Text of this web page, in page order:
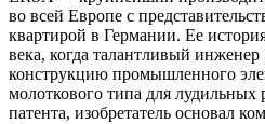
во всей Европе с
квартирой в Германии. Ее
века, когда талантливый
конструкцию промышленного
молоткового типа для
патента, изобретатель основал